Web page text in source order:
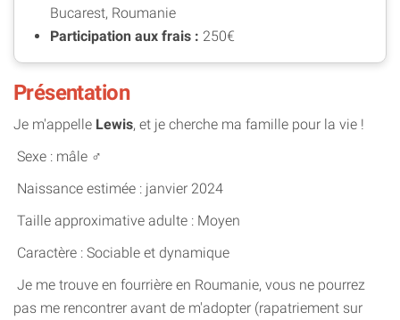
Bucarest, Roumanie
Participation aux frais : 250€
Présentation
Je m'appelle Lewis, et je cherche ma famille pour la vie !
Sexe : mâle ♂️
Naissance estimée : janvier 2024
Taille approximative adulte : Moyen
Caractère : Sociable et dynamique
Je me trouve en fourrière en Roumanie, vous ne pourrez
pas me rencontrer avant de m'adopter (rapatriement sur